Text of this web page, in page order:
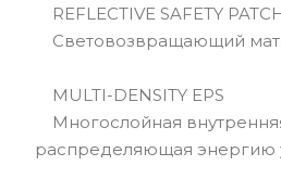
REFLECTIVE SAFETY
Световозвращающий
MULTI-DENSITY EPS
Многослойная
распределяющая энергию